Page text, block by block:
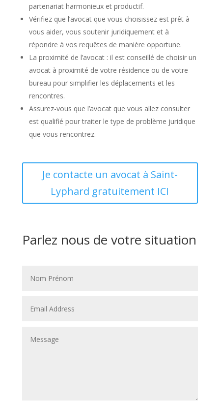
partenariat harmonieux et productif.
Vérifiez que l’avocat que vous choisissez est prêt à
vous aider, vous soutenir juridiquement et à
répondre à vos requêtes de manière opportune.
La proximité de l’avocat : il est conseillé de choisir un
avocat à proximité de votre résidence ou de votre
bureau pour simplifier les déplacements et les
rencontres.
Assurez-vous que l’avocat que vous allez consulter
est qualifié pour traiter le type de problème juridique
que vous rencontrez.
Je contacte un avocat à Saint-
Lyphard gratuitement ICI
Parlez nous de votre situation